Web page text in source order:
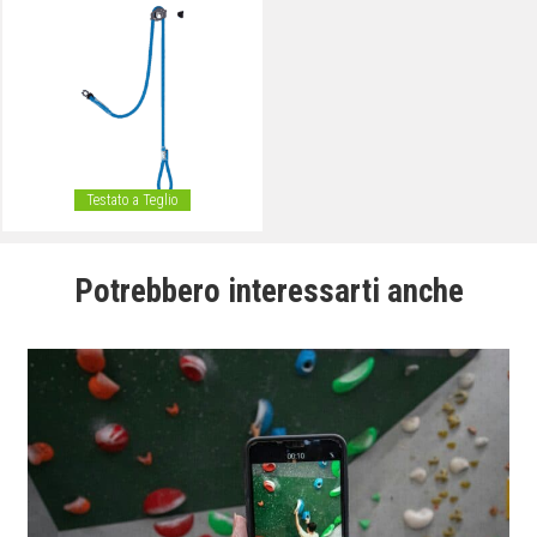
Testato a Teglio
Potrebbero interessarti anche